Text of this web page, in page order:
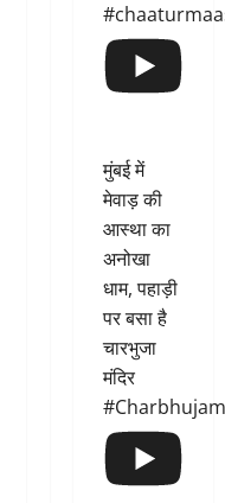
मुंबई में
मेवाड़ की
आस्था का
अनोखा
धाम, पहाड़ी
पर बसा है
चारभुजा
मंदिर